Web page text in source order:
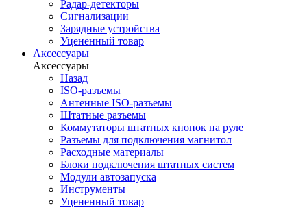
Радар-детекторы
Сигнализации
Зарядные устройства
Уцененный товар
Аксессуары
Аксессуары
Назад
ISO-разъемы
Антенные ISO-разъемы
Штатные разъемы
Коммутаторы штатных кнопок на руле
Разъемы для подключения магнитол
Расходные материалы
Блоки подключения штатных систем
Модули автозапуска
Инструменты
Уцененный товар